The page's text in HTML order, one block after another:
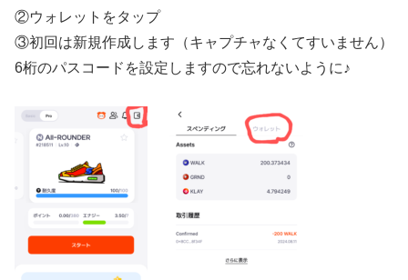
②ウォレットをタップ
③初回は新規作成します（キャプチャなくてすいません）
6桁のパスコードを設定しますので忘れないように♪